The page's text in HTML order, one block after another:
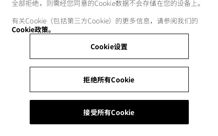
全部拒绝，则需经您同意的Cookie数据不会存储在您的设备上。
有关Cookie（包括第三方Cookie）的更多信息，请参阅我们的
Cookie政策。
Cookie设置
拒绝所有Cookie
接受所有Cookie